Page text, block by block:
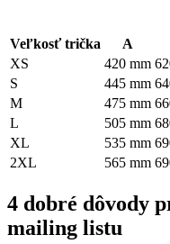
Veľkosť trička A
XS
420 mm
S
445 mm
M
475 mm
L
505 mm
XL
535 mm
2XL
565 mm
4 dobré dôvody
mailing listu